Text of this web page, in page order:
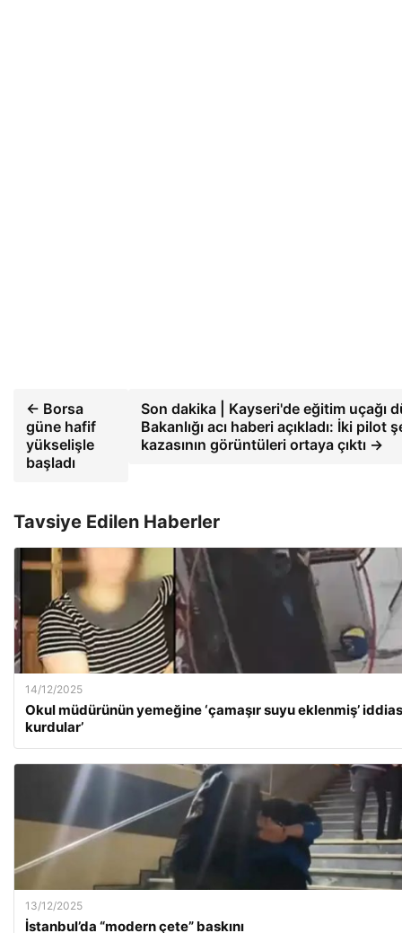
← Borsa
güne hafif
yükselişle
başladı
Son dakika | Kayseri'de eğitim uçağı
Bakanlığı acı haberi açıkladı: İki
kazasının görüntüleri ortaya çıktı →
Tavsiye Edilen Haberler
14/12/2025
Okul müdürünün yemeğine ‘çamaşır suyu eklenmiş’
kurdular’
13/12/2025
İstanbul’da “modern çete” baskını